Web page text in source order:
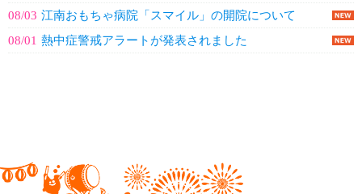
08/03 江南おもちゃ病院「スマイル」の開院について
08/01 熱中症警戒アラートが発表されました